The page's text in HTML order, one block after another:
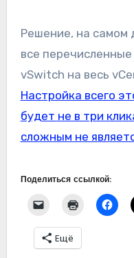
Решение, на самом
все
vSwitch на весь
Настройка всего
будет не в три
сложным не
Поделиться ссылкой:
Ещё